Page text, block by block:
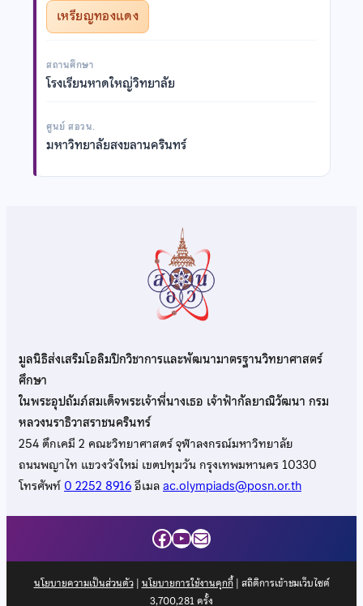
เหรียญทองแดง
สถานศึกษา
โรงเรียนหาดใหญ่วิทยาลัย
ศูนย์ สอวน.
มหาวิทยาลัยสงขลานครินทร์
มูลนิธิส่งเสริมโอลิมปิกวิชาการและพัฒนามาตรฐานวิทยาศาสตร์
ศึกษา
ในพระอุปถัมภ์สมเด็จพระเจ้าพี่นางเธอ เจ้าฟ้ากัลยาณิวัฒนา กรม
หลวงนราธิวาสราชนครินทร์
254 ตึกเคมี 2 คณะวิทยาศาสตร์ จุฬาลงกรณ์มหาวิทยาลัย
ถนนพญาไท แขวงวังใหม่ เขตปทุมวัน กรุงเทพมหานคร 10330
โทรศัพท์0 2252 8916อีเมลac.olympiads@posn.or.th
Facebook
YouTube
Mail
นโยบายความเป็นส่วนตัว| นโยบายการใช้งานคุกกี้| สถิติการเข้าชมเว็บไซต์
3,700,281ครั้ง